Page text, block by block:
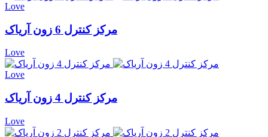
Love
مرکز کنترل 6 زون آریاک
Love
Love
مرکز کنترل 4 زون آریاک
Love